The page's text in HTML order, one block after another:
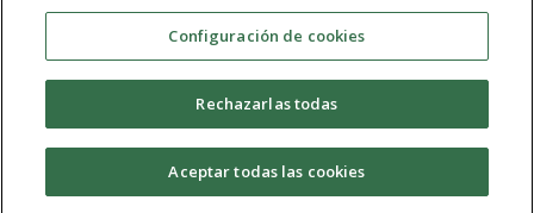
Configuración de cookies
Rechazarlas todas
Aceptar todas las cookies